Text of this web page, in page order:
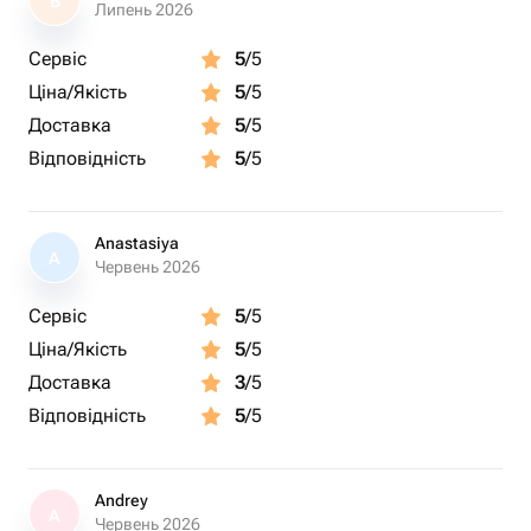
Заказав корзину с фруктами в Buyr Flowers, вы
вкусную и полезную заботу. Поверьте, такая шикарная
композиция не останется незамеченной! Доставка
заказов осуществляется в Ереване и Ереванской
области..
Липень 2026
Сервіс 5/5
Ціна/Якість
5/5
Доставка
5/5
Відповідність
5/5
A
Anastasiya
Червень 2026
Сервіс 5/5
Ціна/Якість
5/5
Доставка
3/5
Відповідність
5/5
Andrey
Червень 2026